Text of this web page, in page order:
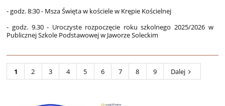
- godz. 8:30 - Msza Święta w kościele w Krępie Kościelnej
- godz. 9.30 - Uroczyste rozpoczęcie roku szkolnego 2025/2026 w
Publicznej Szkole Podstawowej w Jaworze Soleckim
1 2 3 4 5 6 7 8 9 Dalej